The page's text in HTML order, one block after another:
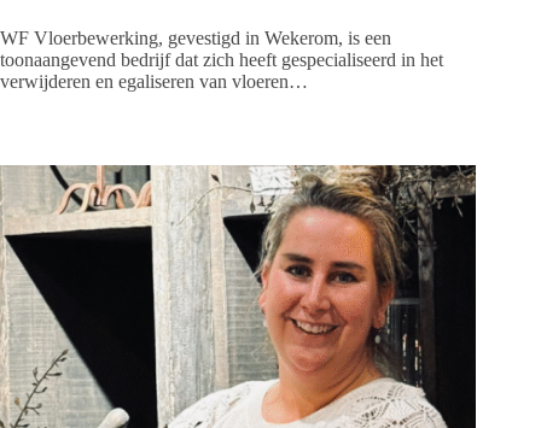
WF Vloerbewerking, gevestigd in Wekerom, is een
toonaangevend bedrijf dat zich heeft gespecialiseerd in het
verwijderen en egaliseren van vloeren…